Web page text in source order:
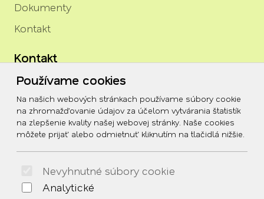
Používame cookies
Na našich webových stránkach používame súbory cookie
na zhromažďovanie údajov za účelom vytvárania štatistík
na zlepšenie kvality našej webovej stránky. Naše cookies
môžete prijať alebo odmietnuť kliknutím na tlačidlá nižšie.
Nevyhnutné súbory cookie
Analytické
Dokumenty
Kontakt
Kontakt
igor.rozenberg@tszh.eu
045/678 70 10
045/678 70 11
Social
Facebook